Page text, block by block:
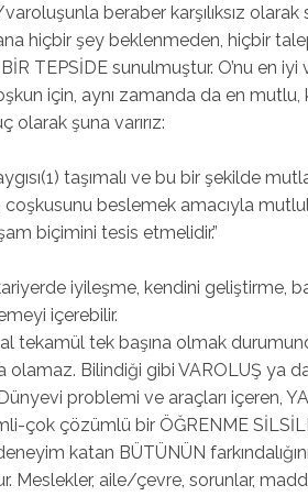
beraber karşılıksız
hiçbir şey beklenmeden, hiçbir
TEPSİDE sunulmuştur. O’nu en iyi
için, aynı zamanda da en
olarak şuna varırız:
taşımalı ve bu bir şekilde
beslemek amacıyla
biçimini tesis etmelidir.”
iyileşme, kendini geliştirme,
içerebilir.
tekamül tek başına olmak
olamaz. Bilindiği gibi VAROLUŞ ya
problemi ve araçları içeren,
çok çözümlü bir ÖĞRENME
katan BÜTÜNÜN
Meslekler, aile/çevre, sorunlar,